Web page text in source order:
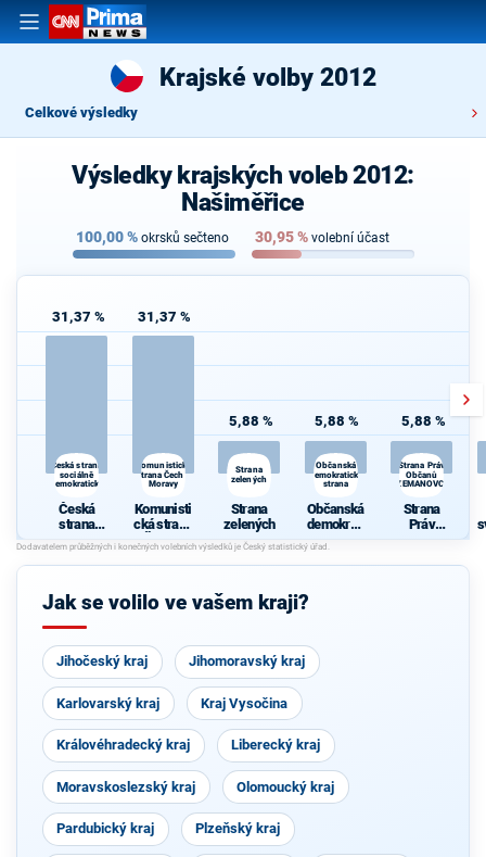
Krajské volby 2012
Celkové výsledky
Výsledky krajských voleb 2012:
Našiměřice
100,00% okrsků sečteno 30,95% volební účast
31,37 %
Česká strana
sociálně
demokratická
Česká
strana
sociálně
demokrati
cká
31,37 %
Komunistická
strana Čech a
Moravy
Komunisti
cká strana
Čech a
Moravy
5,88 %
Strana
zelených
Strana
zelených
5,88 %
Občanská
demokratická
strana
Občanská
demokrati
cká strana
5,88 %
Strana Práv
Občanů
ZEMANOVCI
Strana
Práv
Občanů
VCI
Jak se volilo ve vašem kraji?
Jihočeský kraj Jihomoravský kraj
Karlovarský kraj Kraj Vysočina
Královéhradecký kraj Liberecký kraj
Moravskoslezský kraj Olomoucký kraj
Pardubický kraj Plzeňský kraj